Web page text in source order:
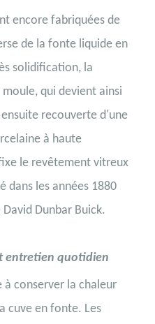
encore fabriquées de
de la fonte liquide en
solidification, la
qui devient ainsi
recouverte d'une
à haute
le revêtement vitreux
dans les années 1880
Dunbar Buick.
entretien quotidien
à conserver la chaleur
cuve en fonte. Les